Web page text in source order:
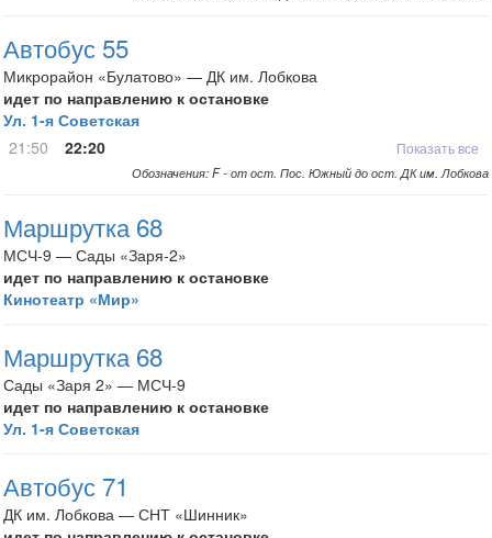
Автобус 55
Микрорайон «Булатово» — ДК им. Лобкова
идет по направлению к остановке
Ул. 1-я Советская
21:50
22:20 Показать все
Обозначения: F - от ост. Пос. Южный до ост. ДК им. Лобкова
Маршрутка 68
МСЧ-9 — Сады «Заря-2»
идет по направлению к остановке
Кинотеатр «Мир»
Маршрутка 68
Сады «Заря 2» — МСЧ-9
идет по направлению к остановке
Ул. 1-я Советская
Автобус 71
ДК им. Лобкова — СНТ «Шинник»